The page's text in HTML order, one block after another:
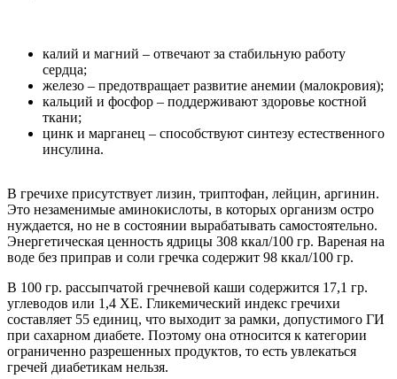
калий и магний – отвечают за стабильную работу
сердца;
железо – предотвращает развитие анемии (малокровия);
кальций и фосфор – поддерживают здоровье костной
ткани;
цинк и марганец – способствуют синтезу естественного
инсулина.
В гречихе присутствует лизин, триптофан, лейцин, аргинин.
Это незаменимые аминокислоты, в которых организм остро
нуждается, но не в состоянии вырабатывать самостоятельно.
Энергетическая ценность ядрицы 308 ккал/100 гр. Вареная на
воде без приправ и соли гречка содержит 98 ккал/100 гр.
В 100 гр. рассыпчатой гречневой каши содержится 17,1 гр.
углеводов или 1,4 ХЕ. Гликемический индекс гречихи
составляет 55 единиц, что выходит за рамки, допустимого ГИ
при сахарном диабете. Поэтому она относится к категории
ограниченно разрешенных продуктов, то есть увлекаться
гречей диабетикам нельзя.